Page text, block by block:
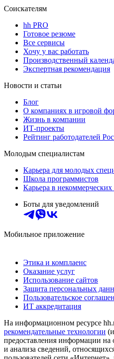
Соискателям
hh PRO
Готовое резюме
Все сервисы
Хочу у вас работать
Производственный
Экспертная рекомендация
Новости и статьи
Блог
О компаниях в игровой
Жизнь в компании
ИТ-проекты
Рейтинг работодателей
Молодым специалистам
Карьера для молодых
Школа программистов
Карьера в некоммерческих
Боты для уведомлений
Мобильное приложение
Этика и комплаенс
Оказание услуг
Использование сайтов
Защита персональных
Пользовательское
ИТ аккредитация
На информационном ресурсе
рекомендательные технологии
предоставления информации на
и анализа сведений,